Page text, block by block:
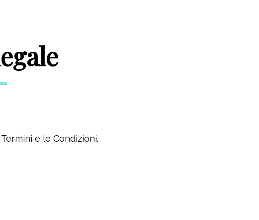
e le Condizioni.